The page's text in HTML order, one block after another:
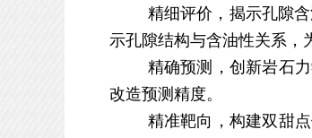
精细评价，揭示孔隙含
示孔隙结构与含油性关系，
精确预测，创新岩石
改造预测精度。
精准靶向，构建双甜点